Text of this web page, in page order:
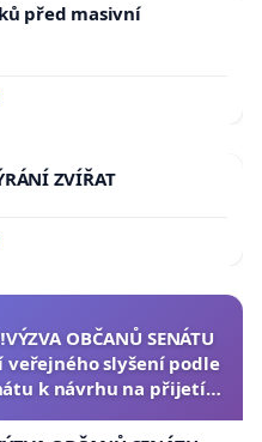
před masivní
ZVÍŘAT
OBČANŮ SENÁTU
veřejného slyšení podle
k návrhu na přijetí